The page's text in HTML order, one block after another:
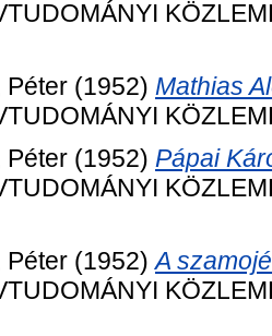
Péter (1952) Mathias
Péter (1952) Pápai
Péter (1952)A